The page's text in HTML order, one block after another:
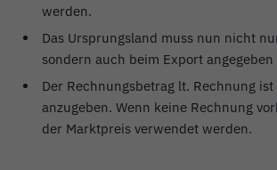
werden.
Das Ursprungsland muss nun nicht
sondern auch beim Export
Der Rechnungsbetrag lt. Rechnung
anzugeben. Wenn keine Rechnung
der Marktpreis verwendet werden.